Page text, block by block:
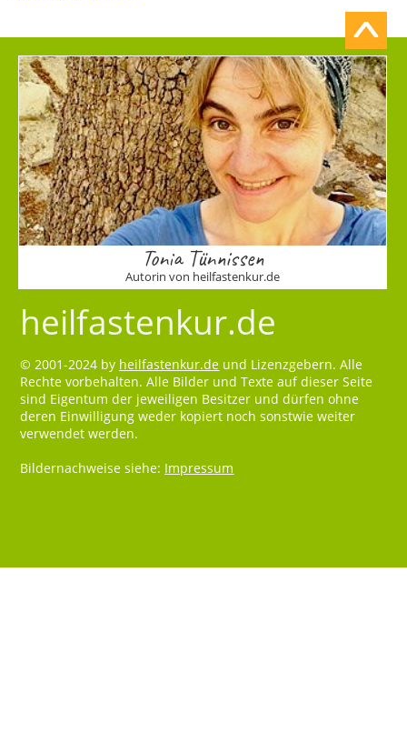
Tonia Tünnissen
Autorin von heilfastenkur.de
heilfastenkur.de
© 2001-2024 by heilfastenkur.de und Lizenzgebern. Alle
Rechte vorbehalten. Alle Bilder und Texte auf dieser Seite
sind Eigentum der jeweiligen Besitzer und dürfen ohne
deren Einwilligung weder kopiert noch sonstwie weiter
verwendet werden.
Bildernachweise siehe: Impressum